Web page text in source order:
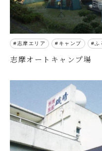
志摩エリア キャンプ ふ
志摩オートキャンプ場